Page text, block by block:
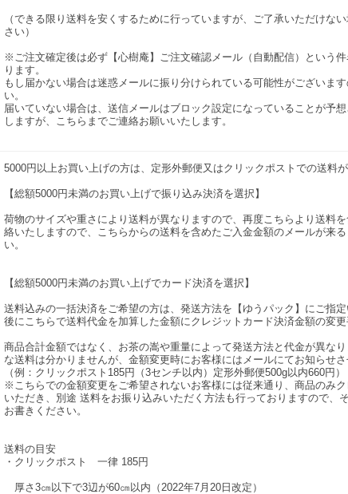
（できる限り送料を安くするために行っていますが、ご了承いただけな
さい）
※ご注文確定後は必ず【心樹庵】ご注文確認メール（自動配信）という
ります。
もし届かない場合は迷惑メールに振り分けられている可能性がございま
い。
届いていない場合は、送信メールはブロック設定になっていることが予
しますが、こちらまでご連絡お願いいたします。
5000円以上お買い上げの方は、定形外郵便又はクリックポストでの送料が
【総額5000円未満のお買い上げで振り込み決済を選択】
荷物のサイズや重さにより送料が異なりますので、再度こちらより送料
絡いたしますので、こちらからの送料を含めたご入金金額のメールが来
い。
【総額5000円未満のお買い上げでカード決済を選択】
送料込みの一括決済をご希望の方は、発送方法を【ゆうパック】にご指
後にこちらで送料代金を加算した金額にクレジットカード決済金額の変更
商品合計金額ではなく、お茶の嵩や重量によって発送方法と代金が異な
な送料は分かりませんが、金額変更時にお客様にはメールにてお知らせさ
（例：クリックポスト185円（3センチ以内）定形外郵便500g以内660円）
※こちらでの金額変更をご希望されないお客様には従来通り、商品のみ
いただき、別途 送料をお振り込みいただく方法も行っておりますので、
お書きください。
送料の目安
・クリックポスト 一律 185円
厚さ3㎝以下で3辺が60㎝以内（2022年7月20日改定）